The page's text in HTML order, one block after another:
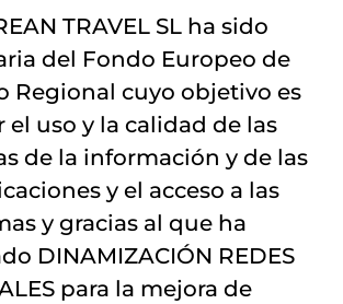
TRAVEL SL ha sido
del Fondo Europeo de
Regional cuyo objetivo es
el uso y la calidad de las
de la información y de las
y el acceso a las
y gracias al que ha
DINAMIZACIÓN REDES
para la mejora de